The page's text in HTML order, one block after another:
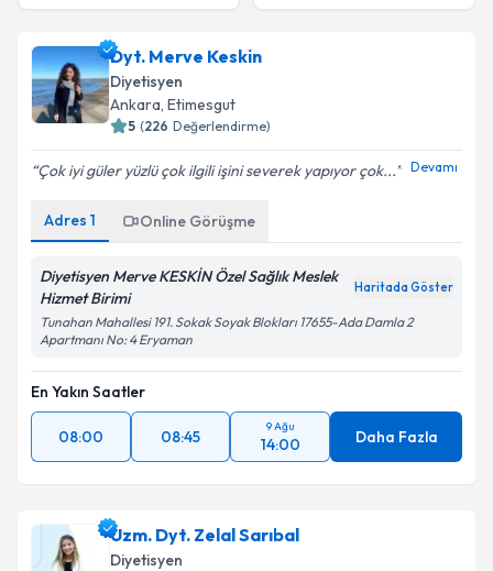
Dyt. Merve Keskin
Diyetisyen
Ankara, Etimesgut
5 (226 Değerlendirme)
Çok iyi güler yüzlü çok ilgili işini severek yapıyor çok... Devamı
Adres 1 Online Görüşme
Diyetisyen Merve KESKİN Özel Sağlık Meslek
Hizmet Birimi
Haritada Göster
Tunahan Mahallesi 191. Sokak Soyak Blokları 17655-Ada Damla 2
Apartmanı No: 4 Eryaman
En Yakın Saatler
08:00 08:45
9 Ağu
14:00 Daha Fazla
Uzm. Dyt. Zelal Sarıbal
Diyetisyen